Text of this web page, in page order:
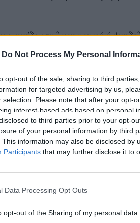
Do Not Process My Personal
opt-out of the sale, sharing to third
for targeted advertising by us,
selection. Please note that after your opt-
interest-based ads based on personal
to third parties prior to your opt-
of your personal information by third
This information may also be disclosed by
Participants that may further disclose it to
Data Processing Opt Outs
opt-out of the Sharing of my personal data.
αντίδραση λυτρωτικού ή
πρόσφατα δεχθεί και
που, για εμάς, ο έρωτας δεν
ενδιάμεσος σταθμός
ζωή μας, η περιστροφή της
από τα αφράτα κρεβατάκια
του έρωτα που για πρώτη φορά
αντί για βοτσαλάκια, άνθη
περνάει.
φιλίας.
διάθεση
μυρίσματος λαιμού,